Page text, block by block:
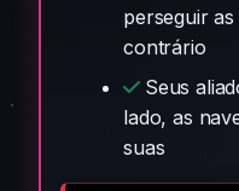
perseguir
contrário
Seus
lado, as
suas